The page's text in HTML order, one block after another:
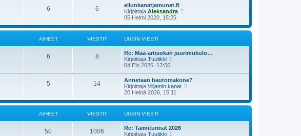
i
e
i
s
i
v
i
i
6 6
ellunkanatjamunat.fi
Kirjoittaja Aleksandra
t
u
s
v
i
e
i
05 Helmi 2020, 15:25
AIHEET VIESTIT UUSIN VIESTI
6 8
Re: Maa-artisokan juurimukulo…
Kirjoittaja Tuutikki
t
ä
u
u
s
i
v
i
04 Elo 2026, 13:56
5 14
Annetaan hautomakone?
Kirjoittaja Viljamin kanat
t
u
20 Heinä 2026, 15:11
AIHEET VIESTIT UUSIN VIESTI
50 1006
Re: Taimiturinat 2026
Kirjoittaja Tuutikki